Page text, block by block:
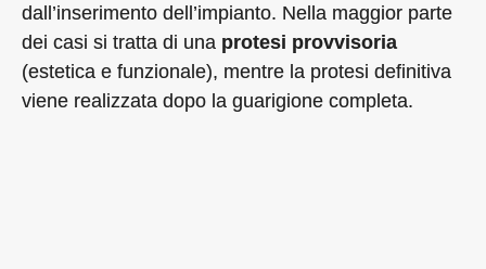
dall’inserimento dell’impianto. Nella maggior parte
dei casi si tratta di una protesi provvisoria
(estetica e funzionale), mentre la protesi definitiva
viene realizzata dopo la guarigione completa.